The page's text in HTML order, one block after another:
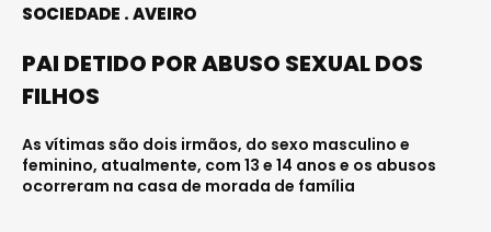
SOCIEDADE AVEIRO
PAI DETIDO POR ABUSO SEXUAL DOS
FILHOS
As vítimas são dois irmãos, do sexo masculino e
feminino, atualmente, com 13 e 14 anos e os abusos
ocorreram na casa de morada de família